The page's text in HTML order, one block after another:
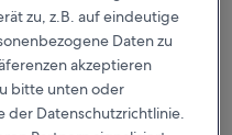
zu, z.B. auf eindeutige
Daten zu
akzeptieren
bitte unten oder
der Datenschutzrichtlinie.